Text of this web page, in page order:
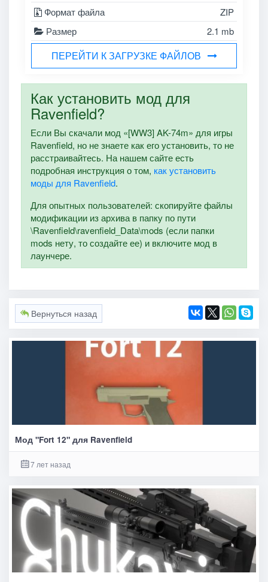
Формат файла
ZIP
Размер
2.1 mb
ПЕРЕЙТИ К ЗАГРУЗКЕ ФАЙЛОВ
Как установить мод для
Ravenfield?
Если Вы скачали мод «[WW3] AK-74m» для игры
Ravenfield, но не знаете как его установить, то не
расстраивайтесь. На нашем сайте есть
подробная инструкция о том, как установить
моды для Ravenfield.
Для опытных пользователей: скопируйте файлы
модификации из архива в папку по пути
\Ravenfield\ravenfield_Data\mods (если папки
mods нету, то создайте ее) и включите мод в
лаунчере.
Вернуться назад
Мод "Fort 12" для Ravenfield
7 лет назад